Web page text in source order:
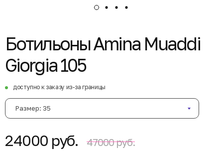
Ботильоны Amina Muaddi
Giorgia 105
доступно к заказу из-за границы
Размер: 35
24000 руб. 47000 руб.